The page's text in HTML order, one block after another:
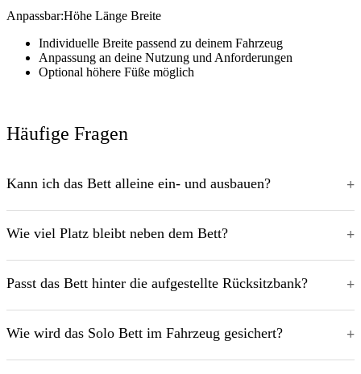
Anpassbar:Höhe Länge Breite
Individuelle Breite passend zu deinem Fahrzeug
Anpassung an deine Nutzung und Anforderungen
Optional höhere Füße möglich
Häufige Fragen
Kann ich das Bett alleine ein- und ausbauen?
Wie viel Platz bleibt neben dem Bett?
Passt das Bett hinter die aufgestellte Rücksitzbank?
Wie wird das Solo Bett im Fahrzeug gesichert?